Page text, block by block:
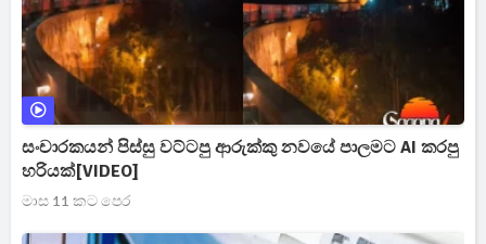
සංචාරකයන් පිස්සු වට්ටපු ආරුක්කු නවයේ පාලමට AI කරපු
හරියක්[VIDEO]
මාස 11 කට පෙර